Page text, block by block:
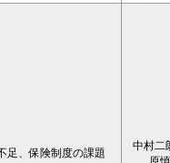
、保険制度の課題
中村二